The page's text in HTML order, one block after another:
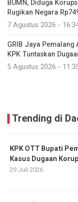
BUMN, Diduga
Rugikan Negara
7 Agustus 2026 -
GRIB Jaya
KPK Tuntaskan
5 Agustus 2026 -
Trending di
KPK OTT Bupati
Kasus Dugaan
29 Juli 2026